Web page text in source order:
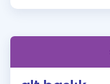
İngilizce